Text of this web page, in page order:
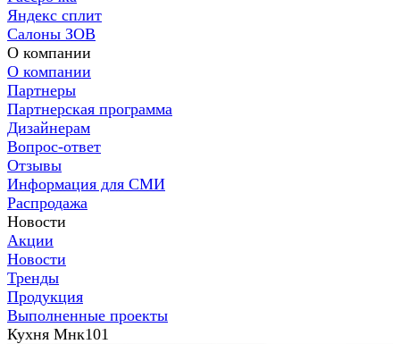
Яндекс сплит
Салоны ЗОВ
О компании
О компании
Партнеры
Партнерская программа
Дизайнерам
Вопрос-ответ
Отзывы
Информация для СМИ
Распродажа
Новости
Акции
Новости
Тренды
Продукция
Выполненные проекты
Кухня Мнк101